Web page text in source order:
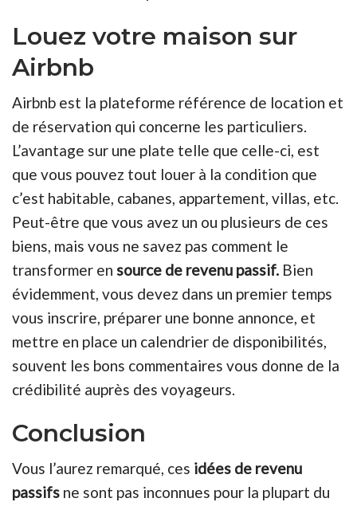
Louez votre maison sur
Airbnb
Airbnb est la plateforme référence de location et
de réservation qui concerne les particuliers.
L’avantage sur une plate telle que celle-ci, est
que vous pouvez tout louer à la condition que
c’est habitable, cabanes, appartement, villas, etc.
Peut-être que vous avez un ou plusieurs de ces
biens, mais vous ne savez pas comment le
transformer en source de revenu passif. Bien
évidemment, vous devez dans un premier temps
vous inscrire, préparer une bonne annonce, et
mettre en place un calendrier de disponibilités,
souvent les bons commentaires vous donne de la
crédibilité auprès des voyageurs.
Conclusion
Vous l’aurez remarqué, ces idées de revenu
passifs ne sont pas inconnues pour la plupart du